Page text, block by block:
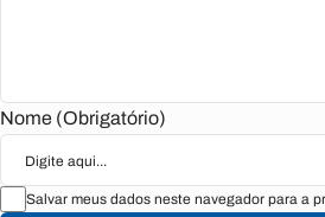
Nome (Obrigatório)
Salvar meus dados neste navegador para a